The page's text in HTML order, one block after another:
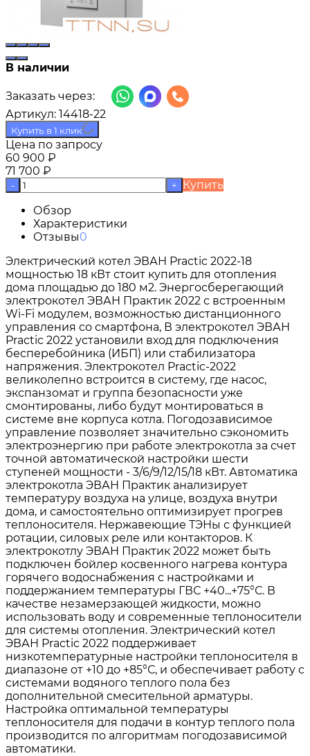
В наличии
Заказать через:
Артикул: 14418-22
Купить в 1 клик
Цена по запросу
60 900 ₽
71 700 ₽
- +
Купить
Обзор
Характеристики
Отзывы0
Электрический котел ЭВАН Practic 2022-18
мощностью 18 кВт стоит купить для отопления
дома площадью до 180 м2. Энергосберегающий
электрокотел ЭВАН Практик 2022 с встроенным
Wi-Fi модулем, возможностью дистанционного
управления со смартфона, В электрокотел ЭВАН
Practic 2022 установили вход для подключения
бесперебойника (ИБП) или стабилизатора
напряжения. Электрокотел Practic-2022
великолепно встроится в систему, где насос,
экспанзомат и группа безопасности уже
смонтированы, либо будут монтироваться в
системе вне корпуса котла. Погодозависимое
управление позволяет значительно сэкономить
электроэнергию при работе электрокотла за счет
точной автоматической настройки шести
ступеней мощности - 3/6/9/12/15/18 кВт. Автоматика
электрокотла ЭВАН Практик анализирует
температуру воздуха на улице, воздуха внутри
дома, и самостоятельно оптимизирует прогрев
теплоносителя. Нержавеющие ТЭНы с функцией
ротации, силовых реле или контакторов. К
электрокотлу ЭВАН Практик 2022 может быть
подключен бойлер косвенного нагрева контура
горячего водоснабжения с настройками и
поддержанием температуры ГВС +40...+75°С. В
качестве незамерзающей жидкости, можно
использовать воду и современные теплоносители
для системы отопления. Электрический котел
ЭВАН Practic 2022 поддерживает
низкотемпературные настройки теплоносителя в
диапазоне от +10 до +85°С, и обеспечивает работу с
системами водяного теплого пола без
дополнительной смесительной арматуры.
Настройка оптимальной температуры
теплоносителя для подачи в контур теплого пола
производится по алгоритмам погодозависимой
автоматики.